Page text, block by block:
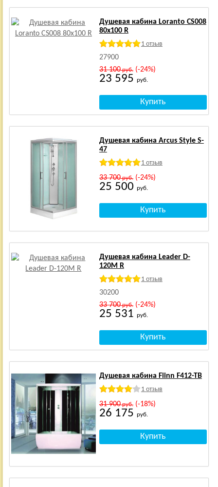
Душевая кабина Loranto CS008
80x100 R
1 отзыв
27900
31 100руб.(-24%)
23 595 руб.
Душевая кабина Arcus Style S-
47
1 отзыв
33 700руб.(-24%)
25 500 руб.
Душевая кабина Leader D-
120M R
1 отзыв
30200
33 700руб.(-24%)
25 531 руб.
Душевая кабина Fiinn F412-TB
1 отзыв
31 900руб.(-18%)
26 175 руб.